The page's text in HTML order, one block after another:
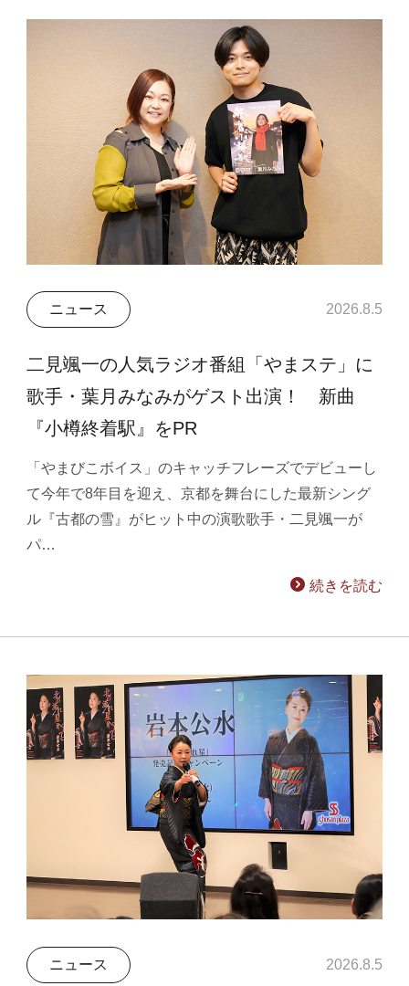
ニュース 2026.8.5
二見颯一の人気ラジオ番組「やまステ」に
歌手・葉月みなみがゲスト出演！ 新曲
『小樽終着駅』をPR
「やまびこボイス」のキャッチフレーズでデビューし
て今年で8年目を迎え、京都を舞台にした最新シング
ル『古都の雪』がヒット中の演歌歌手・二見颯一が
パ…
続きを読む
ニュース 2026.8.5